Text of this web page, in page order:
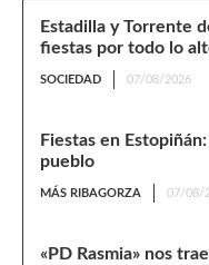
Estadilla y Torrente
fiestas por todo lo
SOCIEDAD 07/08/2026
Fiestas en
pueblo
MÁS RIBAGORZA 07/08/
«PD Rasmia» nos